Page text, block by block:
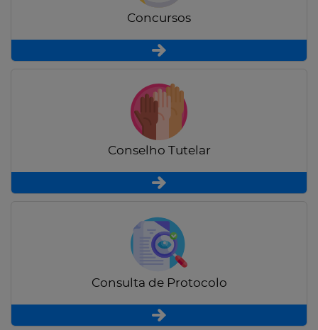
Concursos
Conselho Tutelar
Consulta de Protocolo